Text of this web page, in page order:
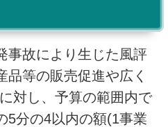
事故により生じた風評
品等の販売促進や広く
対し、予算の範囲内で
5分の4以内の額(1事業